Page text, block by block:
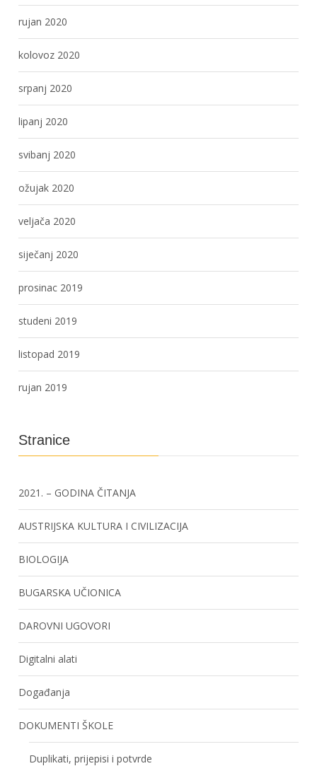
rujan 2020
kolovoz 2020
srpanj 2020
lipanj 2020
svibanj 2020
ožujak 2020
veljača 2020
siječanj 2020
prosinac 2019
studeni 2019
listopad 2019
rujan 2019
Stranice
2021. – GODINA ČITANJA
AUSTRIJSKA KULTURA I CIVILIZACIJA
BIOLOGIJA
BUGARSKA UČIONICA
DAROVNI UGOVORI
Digitalni alati
Događanja
DOKUMENTI ŠKOLE
Duplikati, prijepisi i potvrde